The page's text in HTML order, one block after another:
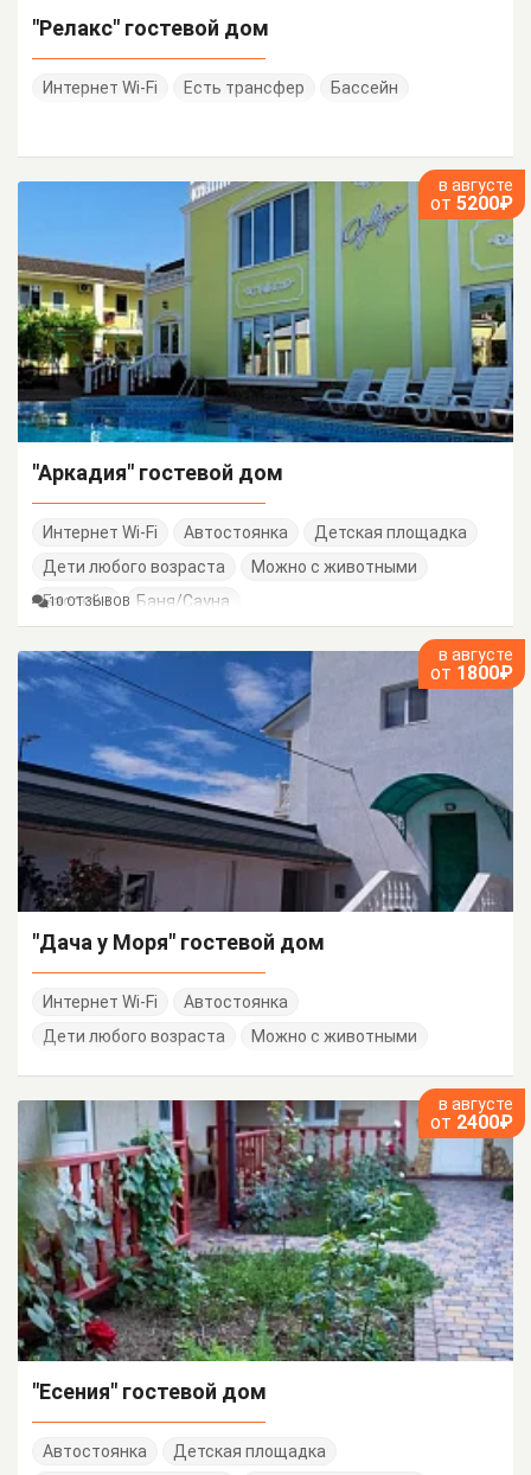
"Релакс" гостевой дом
Интернет Wi-Fi Есть трансфер Бассейн
в августе
от 5200₽
"Аркадия" гостевой дом
Интернет Wi-Fi Автостоянка
Детская площадка
Дети любого возраста
Можно с животными
Бассейн
Баня/Сауна
10 ОТЗЫВОВ
в августе
от 1800₽
"Дача у Моря" гостевой дом
Интернет Wi-Fi
Автостоянка
Дети любого возраста
Можно с животными
в августе
от 2400₽
"Есения" гостевой дом
Автостоянка
Детская площадка